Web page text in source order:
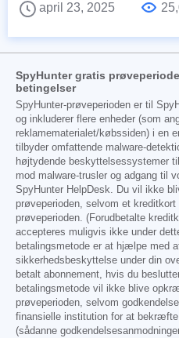
april 23, 2025
SpyHunter gratis
betingelser
SpyHunter-prøveperioden er til
og inkluderer flere enheder (som
reklamematerialet/købssiden) i en
tilbyder omfattende malware-
højtydende beskyttelsessystemer
mod malware-trusler og adgang til
SpyHunter HelpDesk. Du vil ikke
prøveperioden, selvom et
prøveperioden. (Forudbetalte
accepteres muligvis ikke under
betalingsmetode er at hjælpe med
sikkerhedsbeskyttelse under din
betalt abonnement, hvis du
betalingsmetode vil ikke blive
prøveperioden, selvom
finansielle institution for at
(sådanne